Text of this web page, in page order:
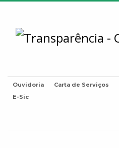
Ouvidoria Carta de Serviços
E-Sic